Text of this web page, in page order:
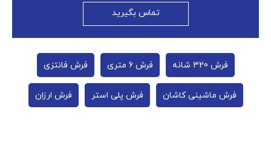
تماس بگیرید
فرش 320 شانه فرش 6 متری فرش فانتزی
فرش ماشینی کاشان فرش پلی استر فرش ارزان